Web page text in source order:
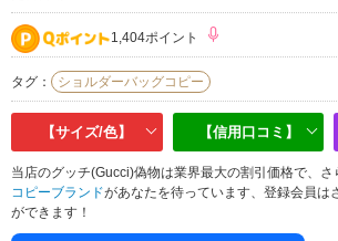
1,404ポイント
タグ： ショルダーバッグコピー
【サイズ/色】 【信用口コミ】
当店のグッチ(Gucci)偽物は業界最大の割引価格で、
コピーブランドがあなたを待っています、登録会員は
ができます！